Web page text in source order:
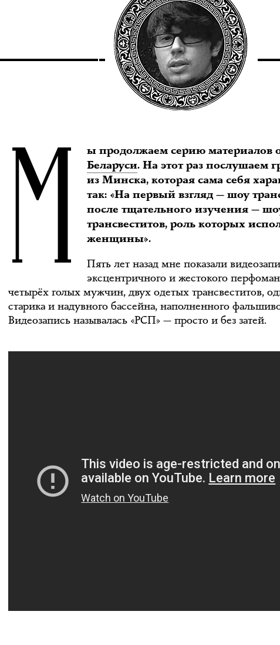
М ы продолжаем серию материалов
Беларуси. На этот раз послушаем
из Минска, которая сама себя
так: «На первый взгляд — шоу
после тщательного изучения —
трансвеститов, роль которых
женщины».
Пять лет назад мне показали
эксцентричного и жестокого
четырёх голых мужчин, двух одетых трансвеститов,
старика и надувного бассейна, наполненного
Видеозапись называлась «РСП» — просто и без затей.